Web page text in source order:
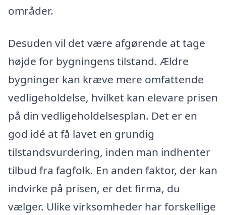
områder.
Desuden vil det være afgørende at tage
højde for bygningens tilstand. Ældre
bygninger kan kræve mere omfattende
vedligeholdelse, hvilket kan elevare prisen
på din vedligeholdelsesplan. Det er en
god idé at få lavet en grundig
tilstandsvurdering, inden man indhenter
tilbud fra fagfolk. En anden faktor, der kan
indvirke på prisen, er det firma, du
vælger. Ulike virksomheder har forskellige